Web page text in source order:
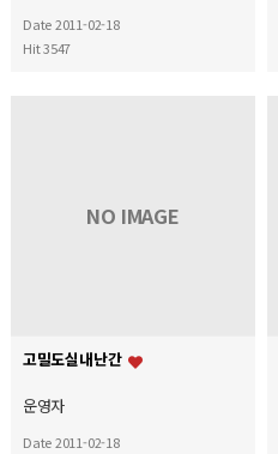
Date 2011-02-18
Hit 3547
NO IMAGE
고밀도실내난간
운영자
Date 2011-02-18